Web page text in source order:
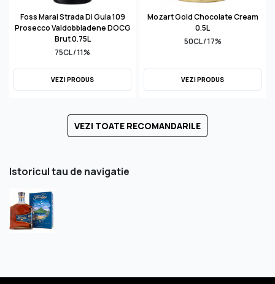
Foss Marai Strada Di Guia 109
Prosecco Valdobbiadene DOCG
Brut 0.75L
75CL / 11%
VEZI PRODUS
Mozart Gold Chocolate Cream
0.5L
50CL / 17%
VEZI PRODUS
VEZI TOATE RECOMANDARILE
Istoricul tau de navigatie